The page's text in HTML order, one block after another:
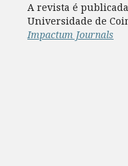
A revista é
Universidade de
Impactum Journals